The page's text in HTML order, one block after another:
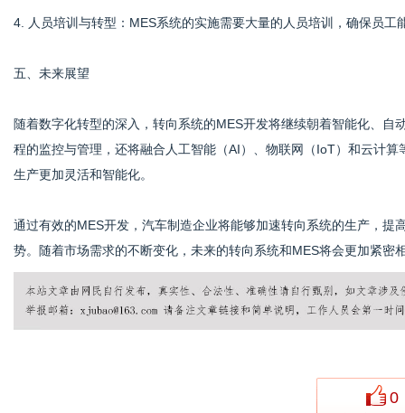
4. 人员培训与转型：MES系统的实施需要大量的人员培训，确保员
五、未来展望
随着数字化转型的深入，转向系统的MES开发将继续朝着智能化、
程的监控与管理，还将融合人工智能（AI）、物联网（IoT）和云计
生产更加灵活和智能化。
通过有效的MES开发，汽车制造企业将能够加速转向系统的生产，
势。随着市场需求的不断变化，未来的转向系统和MES将会更加紧密
0